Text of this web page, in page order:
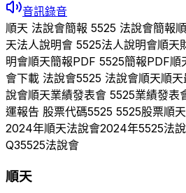
音訊錄音
順天 法說會簡報 5525 法說會簡報
天法人說明會 5525法人說明會順天
明會順天簡報PDF 5525簡報PDF順
會下載 法說會5525 法說會順天順天
說會順天業績發表會 5525業績發表
運報告 股票代碼5525 5525股票順天
2024年順天法說會2024年5525法
Q35525法說會
順天